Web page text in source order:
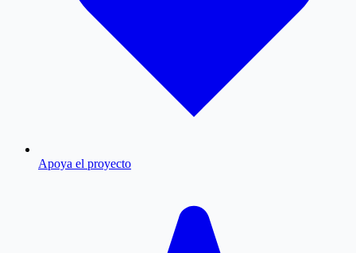
Apoya el proyecto